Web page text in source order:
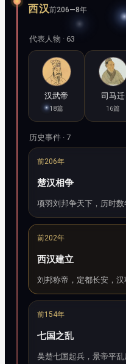
西汉前206—8年
代表人物 · 63
汉武帝
18篇
司马迁
16篇
历史事件 · 7
前206年
楚汉相争
项羽刘邦争天下，历时数
前202年
西汉建立
刘邦称帝，定都长安，汉
前154年
七国之乱
吴楚七国起兵，景帝平乱